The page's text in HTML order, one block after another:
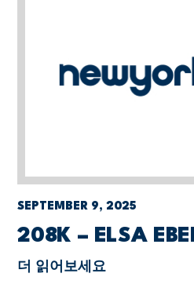
SEPTEMBER 9, 2025
208K – ELSA
더 읽어보세요